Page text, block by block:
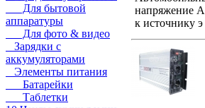
Для бытовой
аппаратуры
Для фото & видео
Зарядки с
аккумуляторами
Элементы питания
Батарейки
Таблетки
напряжение
к источнику э